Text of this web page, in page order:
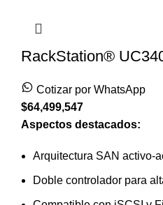
RackStation®
Cotizar por WhatsApp
$64,499,547
Aspectos destacados:
Arquitectura SAN activo-
Doble controlador para